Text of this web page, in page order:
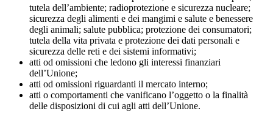
tutela dell’ambiente; radioprotezione e sicurezza nucleare;
sicurezza degli alimenti e dei mangimi e salute e benessere
degli animali; salute pubblica; protezione dei consumatori;
tutela della vita privata e protezione dei dati personali e
sicurezza delle reti e dei sistemi informativi;
atti od omissioni che ledono gli interessi finanziari
dell’Unione;
atti od omissioni riguardanti il mercato interno;
atti o comportamenti che vanificano l’oggetto o la finalità
delle disposizioni di cui agli atti dell’Unione.